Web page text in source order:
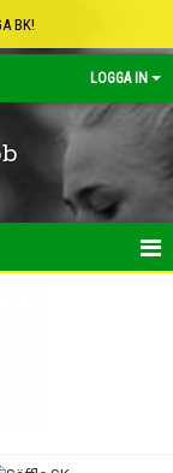
BK!
LOGGA IN